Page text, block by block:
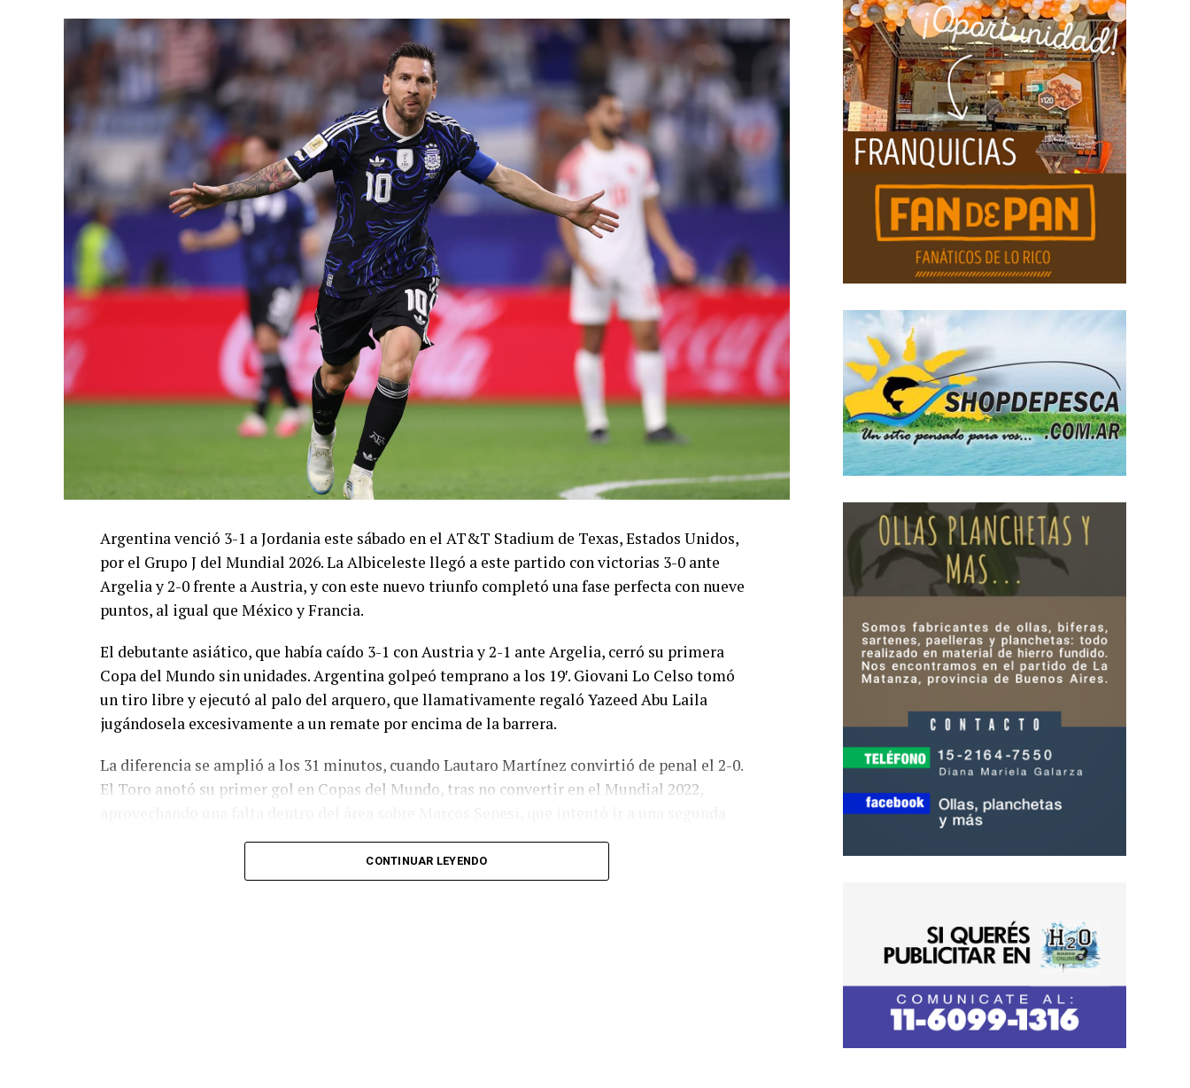
Argentina venció 3-1 a Jordania este sábado en el AT&T Stadium de Texas, Estados Unidos,
por el Grupo J del Mundial 2026. La Albiceleste llegó a este partido con victorias 3-0 ante
Argelia y 2-0 frente a Austria, y con este nuevo triunfo completó una fase perfecta con nueve
puntos, al igual que México y Francia.
El debutante asiático, que había caído 3-1 con Austria y 2-1 ante Argelia, cerró su primera
Copa del Mundo sin unidades. Argentina golpeó temprano a los 19′. Giovani Lo Celso tomó
un tiro libre y ejecutó al palo del arquero, que llamativamente regaló Yazeed Abu Laila
jugándosela excesivamente a un remate por encima de la barrera.
La diferencia se amplió a los 31 minutos, cuando Lautaro Martínez convirtió de penal el 2-0.
El Toro anotó su primer gol en Copas del Mundo, tras no convertir en el Mundial 2022,
pelota luego de un tiro en el travesaño del delanatero del Inter, pero se terminó llevando una
CONTINUAR LEYENDO